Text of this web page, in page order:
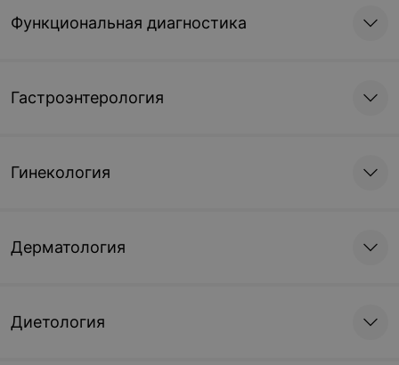
Функциональная диагностика
Гастроэнтерология
Гинекология
Дерматология
Диетология